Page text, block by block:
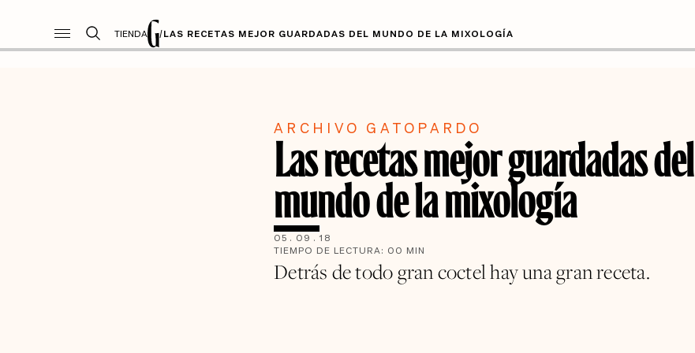
TIENDA /LAS RECETAS MEJOR GUARDADAS DEL MUNDO DE LA MIXOLOGÍA
ARCHIVO GATOPARDO
Las recetas mejor guardadas del
mundo de la mixología
05 . 09 . 18
TIEMPO DE LECTURA: 00 MIN
Detrás de todo gran coctel hay una gran receta.